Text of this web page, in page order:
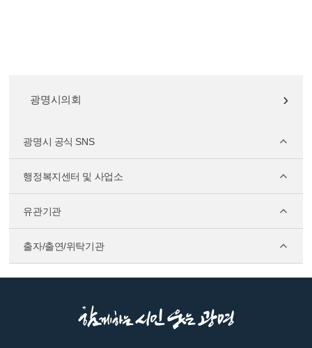
광명시의회
광명시 공식 SNS
행정복지센터 및 사업소
유관기관
출자/출연/위탁기관